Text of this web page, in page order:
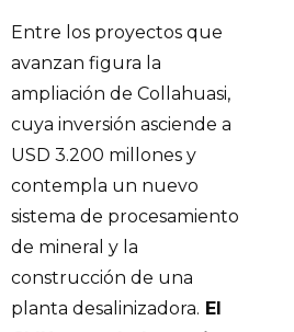
Entre los proyectos que
avanzan figura la
ampliación de Collahuasi,
cuya inversión asciende a
USD 3.200 millones y
contempla un nuevo
sistema de procesamiento
de mineral y la
construcción de una
planta desalinizadora. El